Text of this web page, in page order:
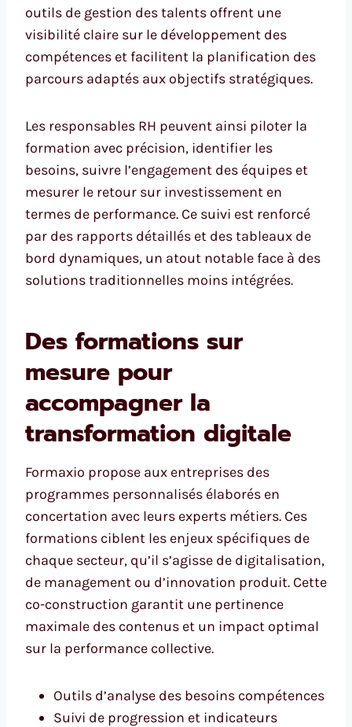
outils de gestion des talents offrent une
visibilité claire sur le développement des
compétences et facilitent la planification des
parcours adaptés aux objectifs stratégiques.
Les responsables RH peuvent ainsi piloter la
formation avec précision, identifier les
besoins, suivre l’engagement des équipes et
mesurer le retour sur investissement en
termes de performance. Ce suivi est renforcé
par des rapports détaillés et des tableaux de
bord dynamiques, un atout notable face à des
solutions traditionnelles moins intégrées.
Des formations sur
mesure pour
accompagner la
transformation digitale
Formaxio propose aux entreprises des
programmes personnalisés élaborés en
concertation avec leurs experts métiers. Ces
formations ciblent les enjeux spécifiques de
chaque secteur, qu’il s’agisse de digitalisation,
de management ou d’innovation produit. Cette
co-construction garantit une pertinence
maximale des contenus et un impact optimal
sur la performance collective.
Outils d’analyse des besoins compétences
Suivi de progression et indicateurs